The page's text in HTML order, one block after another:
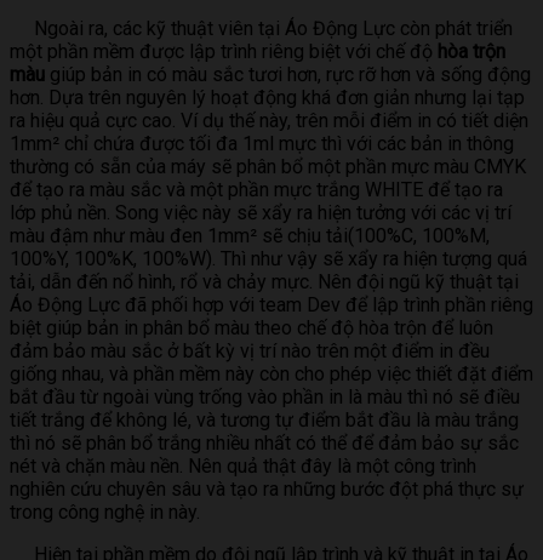
Ngoài ra, các kỹ thuật viên tại Áo Động Lực còn phát triển
một phần mềm được lập trình riêng biệt với chế độ hòa trộn
màu giúp bản in có màu sắc tươi hơn, rực rỡ hơn và sống động
hơn. Dựa trên nguyên lý hoạt động khá đơn giản nhưng lại tạp
ra hiệu quả cực cao. Ví dụ thế này, trên mỗi điểm in có tiết diện
1mm² chỉ chứa được tối đa 1ml mực thì với các bản in thông
thường có sẵn của máy sẽ phân bổ một phần mực màu CMYK
để tạo ra màu sắc và một phần mực trắng WHITE để tạo ra
lớp phủ nền. Song việc này sẽ xẩy ra hiện tưởng với các vị trí
màu đậm như màu đen 1mm² sẽ chịu tải(100%C, 100%M,
100%Y, 100%K, 100%W). Thì như vậy sẽ xẩy ra hiện tượng quá
tải, dẫn đến nổ hình, rổ và chảy mực. Nên đội ngũ kỹ thuật tại
Áo Động Lực đã phối hợp với team Dev để lập trình phần riêng
biệt giúp bản in phân bổ màu theo chế độ hòa trộn để luôn
đảm bảo màu sắc ở bất kỳ vị trí nào trên một điểm in đều
giống nhau, và phần mềm này còn cho phép việc thiết đặt điểm
bắt đầu từ ngoài vùng trống vào phần in là màu thì nó sẽ điều
tiết trắng để không lé, và tương tự điểm bắt đầu là màu trắng
thì nó sẽ phân bổ trắng nhiều nhất có thể để đảm bảo sự sắc
nét và chặn màu nền. Nên quả thật đây là một công trình
nghiên cứu chuyên sâu và tạo ra những bước đột phá thực sự
trong công nghệ in này.
Hiện tại phần mềm do đội ngũ lập trình và kỹ thuật in tại Áo